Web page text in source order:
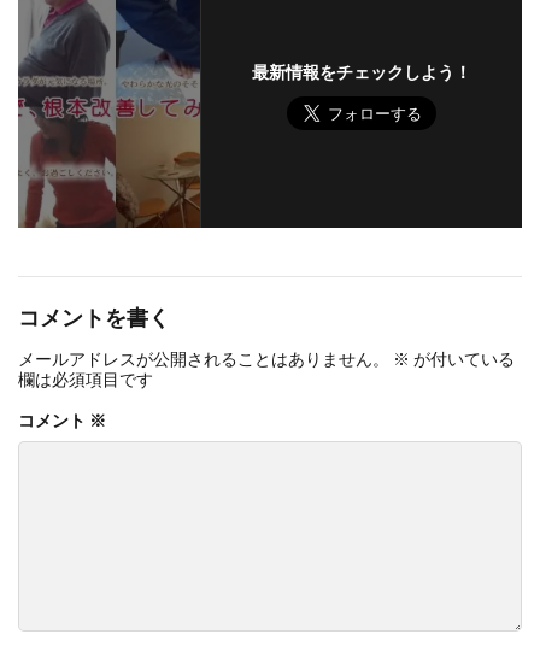
最新情報をチェックしよう！
コメントを書く
メールアドレスが公開されることはありません。 ※ が付いている
欄は必須項目です
コメント ※